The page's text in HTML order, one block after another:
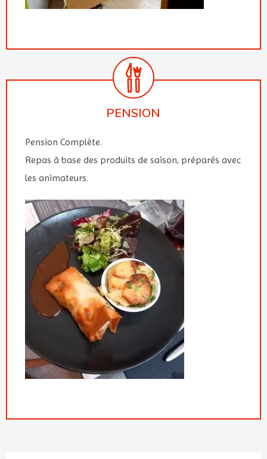
PENSION
Pension Complète.
Repas à base des produits de saison, préparés avec
les animateurs.